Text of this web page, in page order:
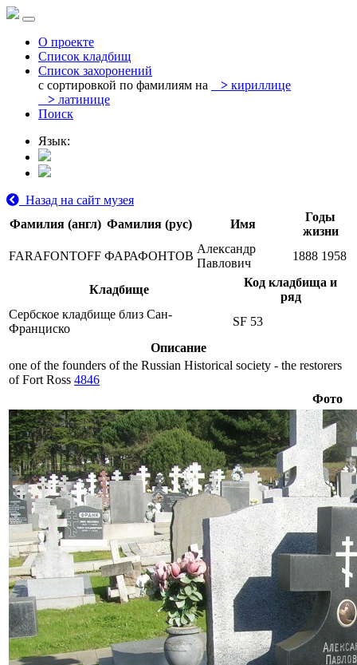
О проекте
Список кладбищ
Список захоронений
с сортировкой по фамилиям на
> кириллице
> латинице
Поиск
Язык:
Назад на сайт музея
Фамилия (англ) Фамилия (рус) Имя
Годы
жизни
FARAFONTOFF ФАРАФОНТОВ
Александр
Павлович
1888 1958
Кладбище
Код кладбища и
ряд
Сербское кладбище близ Сан-
Франциско
SF 53
Описание
one of the founders of the Russian Historical society - the restorers
of Fort Ross 4846
Фото